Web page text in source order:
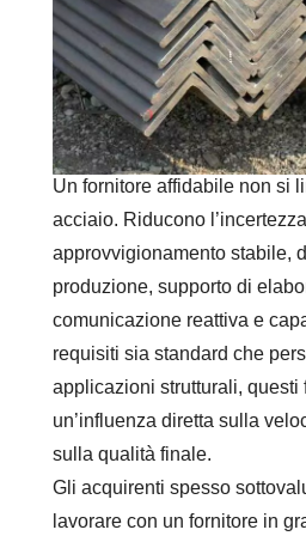
Un fornitore affidabile non si
acciaio. Riducono
approvvigionamento stabile,
produzione, supporto di
comunicazione reattiva e
requisiti sia standard che
applicazioni strutturali, questi
un’influenza diretta sulla
sulla qualità finale.
Gli acquirenti spesso
lavorare con un fornitore in